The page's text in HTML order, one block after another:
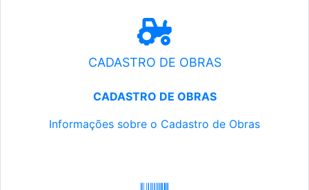
CADASTRO DE OBRAS
CADASTRO DE OBRAS
Informações sobre o Cadastro de Obras